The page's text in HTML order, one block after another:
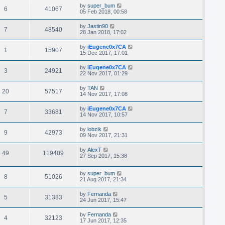
6 41067 by super_bum
05 Feb 2018, 00:58
7 48540 by Jastin90
28 Jan 2018, 17:02
1 15907 by iEugene0x7CA
15 Dec 2017, 17:01
3 24921 by iEugene0x7CA
22 Nov 2017, 01:29
20 57517 by TAN
14 Nov 2017, 17:08
7 33681 by iEugene0x7CA
14 Nov 2017, 10:57
9 42973 by lobzik
09 Nov 2017, 21:31
49 119409 by AlexT
27 Sep 2017, 15:38
8 51026 by super_bum
21 Aug 2017, 21:34
5 31383 by Fernanda
24 Jun 2017, 15:47
4 32123 by Fernanda
17 Jun 2017, 12:35